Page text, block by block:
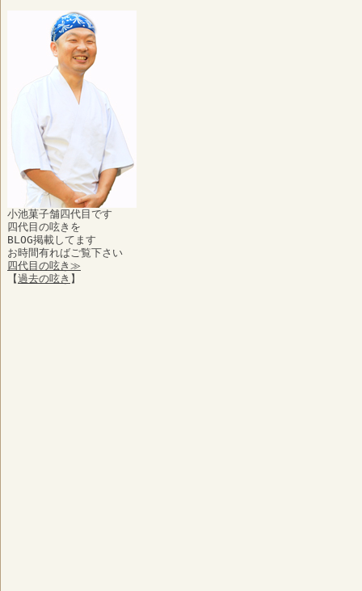
小池菓子舗四代目です
四代目の呟きを
BLOG掲載してます
お時間有ればご覧下さい
四代目の呟き≫
【過去の呟き 】